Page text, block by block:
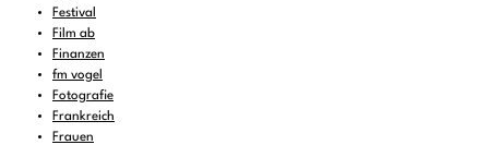
Festival
Film ab
Finanzen
fm vogel
Fotografie
Frankreich
Frauen